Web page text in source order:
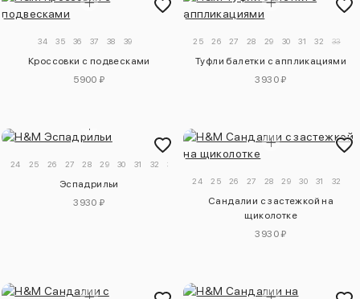
34 35 36 37 38 39
Кроссовки с подвесками
5900 ₽
25 26 27 28 29 30 31 32 33
Туфли балетки с аппликациями
3930 ₽
24 25 26 27 28 29 30 31 32 33
Эспадрильи
3930 ₽
24 25 26 27 28 29 30 31 32
Сандалии с застежкой на
щиколотке
3930 ₽